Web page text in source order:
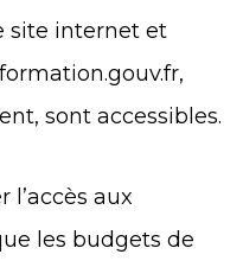
site internet et
sont accessibles.
l’accès aux
les budgets de